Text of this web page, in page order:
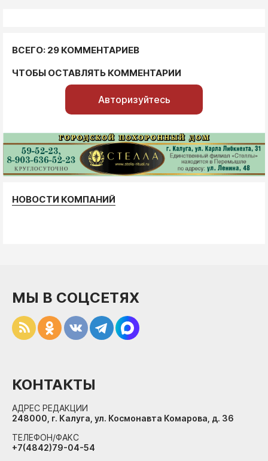
ВСЕГО: 29 КОММЕНТАРИЕВ
ЧТОБЫ ОСТАВЛЯТЬ КОММЕНТАРИИ
Авторизуйтесь
НОВОСТИ КОМПАНИЙ
МЫ В СОЦСЕТЯХ
КОНТАКТЫ
АДРЕС РЕДАКЦИИ
248000, г. Калуга, ул. Космонавта Комарова, д. 36
ТЕЛЕФОН/ФАКС
+7(4842)79-04-54